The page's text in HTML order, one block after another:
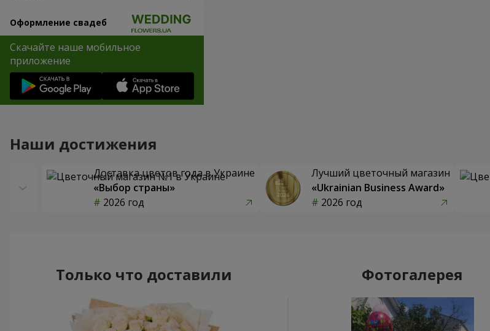
Оформление свадеб
Скачайте наше мобильное
приложение
Наши достижения
Доставка цветов года в Украине
«Выбор страны»
2026 год
Лучший цветочный магазин
«Ukrainian Business Award»
2026 год
Только что доставили Фотогалерея